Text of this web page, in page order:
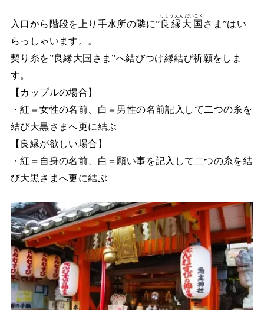
入口から階段を上り手水所の隣に”良縁大国
りょうえんだいこく
さま”はい
らっしゃいます。。
契り糸を”良縁大国さま”へ結びつけ縁結び祈願をしま
す。
【カップルの場合】
・紅＝女性の名前、白＝男性の名前記入して二つの糸を
結び大黒さまへ更に結ぶ
【良縁が欲しい場合】
・紅＝自身の名前、白＝願い事を記入して二つの糸を結
び大黒さまへ更に結ぶ